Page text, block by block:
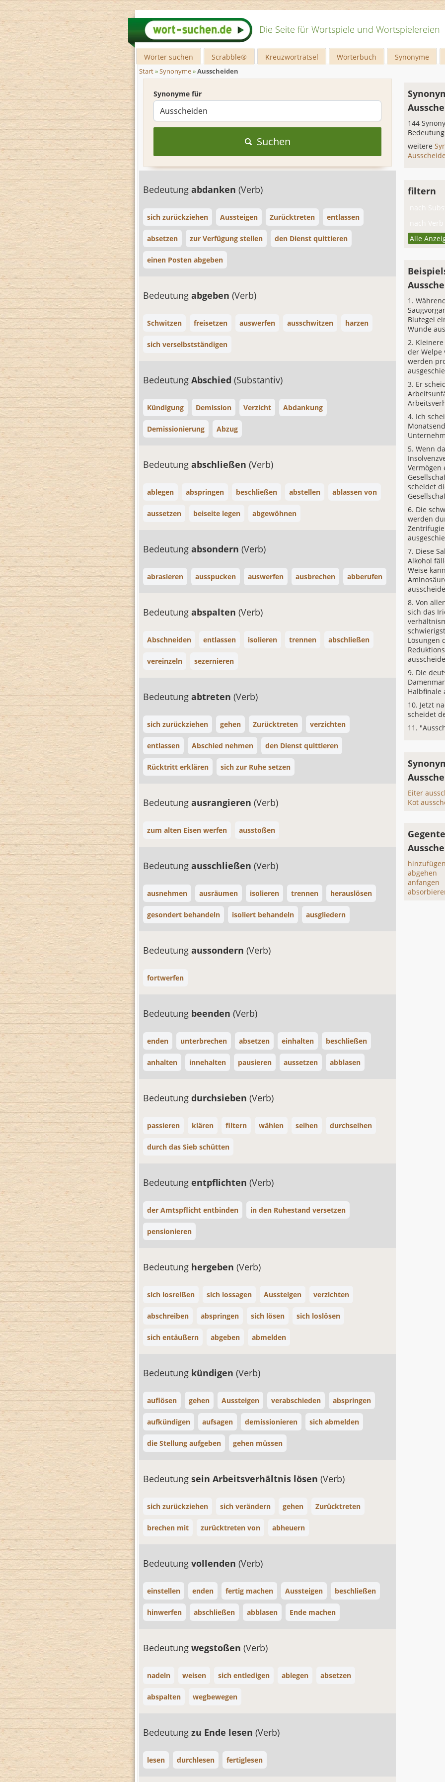
Die Seite für Wortspiele und Wortspielereien
Wörter suchen Scrabble® Kreuzworträtsel Wörterbuch Synonyme
Start»Synonyme»Ausscheiden
Synonyme für
Suchen
Bedeutung abdanken (Verb)
sich zurückziehen Aussteigen Zurücktreten entlassen
absetzen zur Verfügung stellen den Dienst quittieren
einen Posten abgeben
Bedeutung abgeben (Verb)
Schwitzen freisetzen auswerfen ausschwitzen harzen
sich verselbstständigen
Bedeutung Abschied (Substantiv)
Kündigung Demission Verzicht Abdankung
Demissionierung Abzug
Bedeutung abschließen (Verb)
ablegen abspringen beschließen abstellen ablassen von
aussetzen beiseite legen abgewöhnen
Bedeutung absondern (Verb)
abrasieren ausspucken auswerfen ausbrechen abberufen
Bedeutung abspalten (Verb)
Abschneiden entlassen isolieren trennen abschließen
vereinzeln sezernieren
Bedeutung abtreten (Verb)
sich zurückziehen gehen Zurücktreten verzichten
entlassen Abschied nehmen den Dienst quittieren
Rücktritt erklären sich zur Ruhe setzen
Bedeutung ausrangieren (Verb)
zum alten Eisen werfen ausstoßen
Bedeutung ausschließen (Verb)
ausnehmen ausräumen isolieren trennen herauslösen
gesondert behandeln isoliert behandeln ausgliedern
Bedeutung aussondern (Verb)
fortwerfen
Bedeutung beenden (Verb)
enden unterbrechen absetzen einhalten beschließen
anhalten innehalten pausieren aussetzen abblasen
Bedeutung durchsieben (Verb)
passieren klären filtern wählen seihen durchseihen
durch das Sieb schütten
Bedeutung entpflichten (Verb)
der Amtspflicht entbinden in den Ruhestand versetzen
pensionieren
Bedeutung hergeben (Verb)
sich losreißen sich lossagen Aussteigen verzichten
abschreiben abspringen sich lösen sich loslösen
sich entäußern abgeben abmelden
Bedeutung kündigen (Verb)
auflösen gehen Aussteigen verabschieden abspringen
aufkündigen aufsagen demissionieren sich abmelden
die Stellung aufgeben gehen müssen
Bedeutung sein Arbeitsverhältnis lösen (Verb)
sich zurückziehen sich verändern gehen Zurücktreten
brechen mit zurücktreten von abheuern
Bedeutung vollenden (Verb)
einstellen enden fertig machen Aussteigen beschließen
hinwerfen abschließen abblasen Ende machen
Bedeutung wegstoßen (Verb)
nadeln weisen sich entledigen ablegen absetzen
abspalten wegbewegen
Bedeutung zu Ende lesen (Verb)
lesen durchlesen fertiglesen
144
weitere
filtern
nach
nach
Alle
Blutegel
Wunde
der Welpe
werden
Er
Ich
Wenn
Vermögen
scheidet
Die
werden
Diese
Alkohol
Weise
Von
sich das
Lösungen
Die
Halbfinale
Jetzt
scheidet
Eiter
Kot
abgehen
anfangen